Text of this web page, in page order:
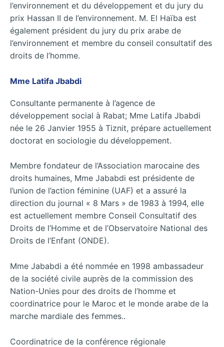
l’environnement et du développement et du jury du
prix Hassan II de l’environnement. M. El Haïba est
également président du jury du prix arabe de
l’environnement et membre du conseil consultatif des
droits de l’homme.
Mme Latifa Jbabdi
Consultante permanente à l’agence de
développement social à Rabat; Mme Latifa Jbabdi
née le 26 Janvier 1955 à Tiznit, prépare actuellement
doctorat en sociologie du développement.
Membre fondateur de l’Association marocaine des
droits humaines, Mme Jababdi est présidente de
l’union de l’action féminine (UAF) et a assuré la
direction du journal « 8 Mars » de 1983 à 1994, elle
est actuellement membre Conseil Consultatif des
Droits de l’Homme et de l’Observatoire National des
Droits de l’Enfant (ONDE).
Mme Jababdi a été nommée en 1998 ambassadeur
de la société civile auprès de la commission des
Nation-Unies pour des droits de l’homme et
coordinatrice pour le Maroc et le monde arabe de la
marche mardiale des femmes..
Coordinatrice de la conférence régionale